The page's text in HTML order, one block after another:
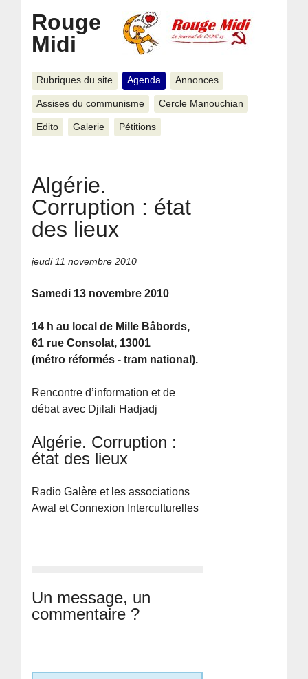
Rouge
Midi
Rubriques du site Agenda Annonces
Assises du communisme Cercle Manouchian
Edito Galerie Pétitions
Algérie.
Corruption : état
des lieux
jeudi 11 novembre 2010
Samedi 13 novembre 2010
14 h au local de Mille Bâbords,
61 rue Consolat, 13001
(métro réformés - tram national).
Rencontre d’information et de
débat avec Djilali Hadjadj
Algérie. Corruption :
état des lieux
Radio Galère et les associations
Awal et Connexion Interculturelles
Un message, un
commentaire ?